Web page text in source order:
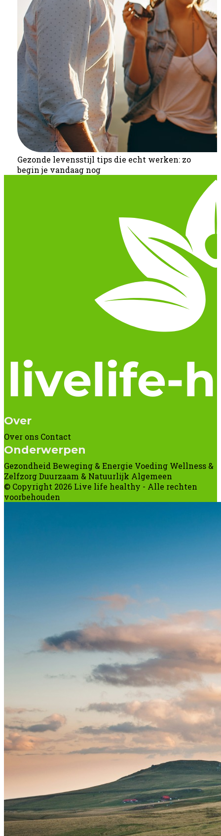
Gezonde levensstijl tips die echt werken: zo
begin je vandaag nog
Over
Over ons Contact
Onderwerpen
Gezondheid Beweging & Energie Voeding Wellness &
ZelfzorgDuurzaam & Natuurlijk Algemeen
© Copyright 2026 Live life healthy - Alle rechten
voorbehouden